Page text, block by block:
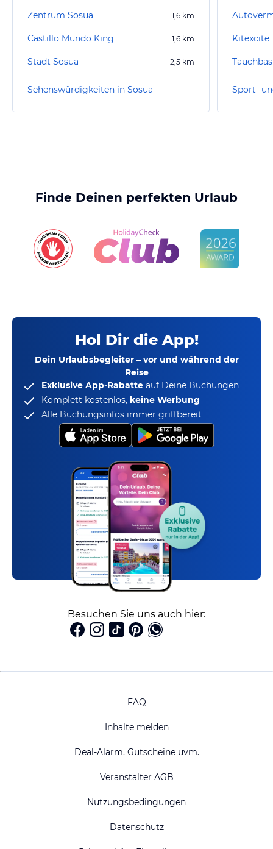
Zentrum Sosua 1,6 km
Castillo Mundo King 1,6 km
Stadt Sosua 2,5 km
Sehenswürdigkeiten in Sosua
Kitexcite
Sport-
Finde Deinen perfekten Urlaub
Hol Dir die App!
Dein Urlaubsbegleiter – vor und während der
Reise
Exklusive App-Rabatte auf Deine Buchungen
Komplett kostenlos, keine Werbung
Alle Buchungsinfos immer griffbereit
Besuchen Sie uns auch hier:
FAQ
Inhalte melden
Deal-Alarm, Gutscheine uvm.
Veranstalter AGB
Nutzungsbedingungen
Datenschutz